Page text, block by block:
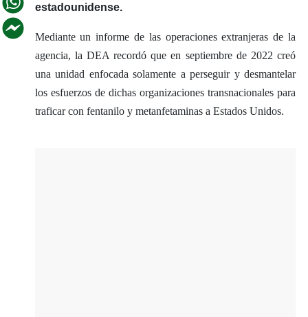
estadounidense.
Mediante un informe de las operaciones extranjeras de la
agencia, la DEA recordó que en septiembre de 2022 creó
una unidad enfocada solamente a perseguir y desmantelar
los esfuerzos de dichas organizaciones transnacionales para
traficar con fentanilo y metanfetaminas a Estados Unidos.